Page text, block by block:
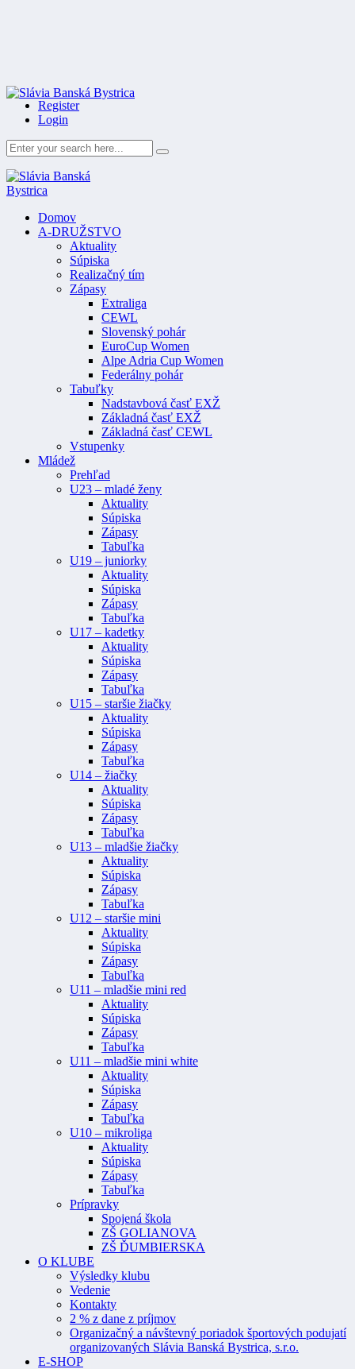
Register
Login
Domov
A-DRUŽSTVO
Aktuality
Súpiska
Realizačný tím
Zápasy
Extraliga
CEWL
Slovenský pohár
EuroCup Women
Alpe Adria Cup Women
Federálny pohár
Tabuľky
Nadstavbová časť EXŽ
Základná časť EXŽ
Základná časť CEWL
Vstupenky
Mládež
Prehľad
U23 – mladé ženy
Aktuality
Súpiska
Zápasy
Tabuľka
U19 – juniorky
Aktuality
Súpiska
Zápasy
Tabuľka
U17 – kadetky
Aktuality
Súpiska
Zápasy
Tabuľka
U15 – staršie žiačky
Aktuality
Súpiska
Zápasy
Tabuľka
U14 – žiačky
Aktuality
Súpiska
Zápasy
Tabuľka
U13 – mladšie žiačky
Aktuality
Súpiska
Zápasy
Tabuľka
U12 – staršie mini
Aktuality
Súpiska
Zápasy
Tabuľka
U11 – mladšie mini red
Aktuality
Súpiska
Zápasy
Tabuľka
U11 – mladšie mini white
Aktuality
Súpiska
Zápasy
Tabuľka
U10 – mikroliga
Aktuality
Súpiska
Zápasy
Tabuľka
Prípravky
Spojená škola
ZŠ GOLIANOVA
ZŠ ĎUMBIERSKA
O KLUBE
Výsledky klubu
Vedenie
Kontakty
2 % z dane z príjmov
Organizačný a návštevný poriadok športových podujatí
organizovaných Slávia Banská Bystrica, s.r.o.
E-SHOP